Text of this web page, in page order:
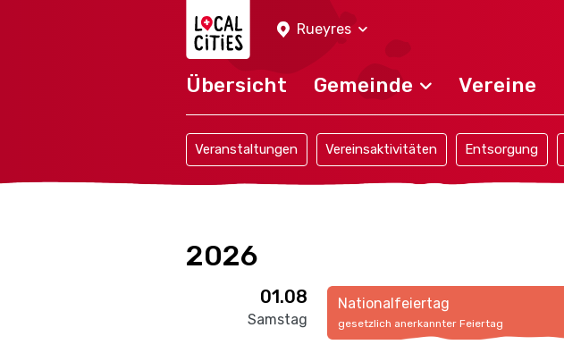
Rueyres
Übersicht Gemeinde Vereine
Veranstaltungen Vereinsaktivitäten Entsorgung
2026
01.08
Samstag
Nationalfeiertag
gesetzlich anerkannter Feiertag